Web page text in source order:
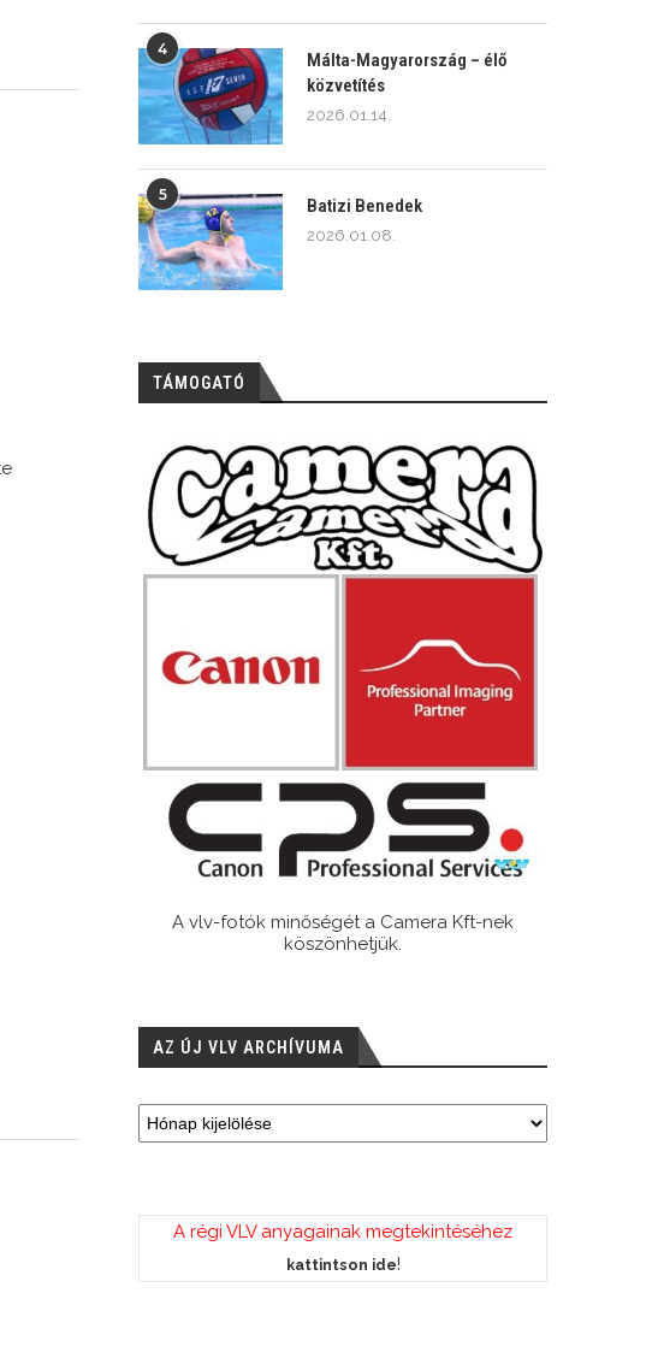
4
Málta-Magyarország – élő
közvetítés
2026.01.14.
5
Batizi Benedek
2026.01.08.
TÁMOGATÓ
A vlv-fotók minőségét a Camera Kft-nek
köszönhetjük.
AZ ÚJ VLV ARCHÍVUMA
A régi VLV anyagainak megtekintéséhez
kattintson ide!